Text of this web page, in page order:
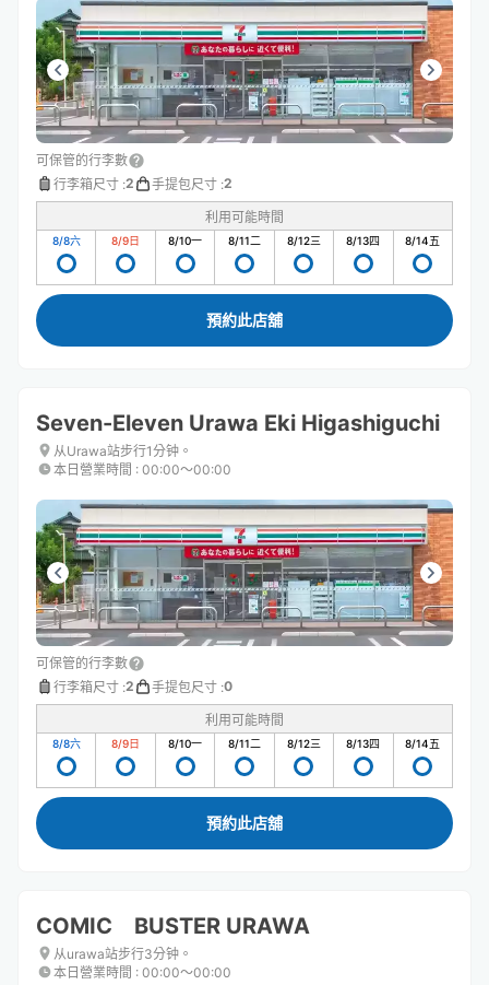
可保管的行李數
行李箱尺寸 :2 手提包尺寸 :2
利用可能時間
8/8六 8/9日 8/10一 8/11二 8/12三 8/13四 8/14五
預約此店舖
Seven-Eleven Urawa Eki Higashiguchi
从Urawa站步行1分钟。
本日營業時間 : 00:00〜00:00
可保管的行李數
行李箱尺寸 :2 手提包尺寸 :0
利用可能時間
8/8六 8/9日 8/10一 8/11二 8/12三 8/13四 8/14五
預約此店舖
COMIC BUSTER URAWA
从urawa站步行3分钟。
本日營業時間 : 00:00〜00:00